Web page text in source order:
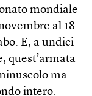
mondiale
al 18
E, a undici
quest’armata
ma
intero.